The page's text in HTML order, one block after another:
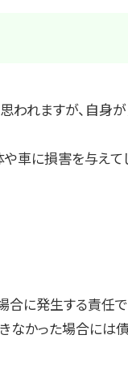
われますが、自身
車に損害を与え
に発生する責任で
なかった場合に